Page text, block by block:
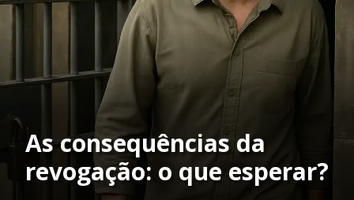
As consequências da
revogação: o que esperar?